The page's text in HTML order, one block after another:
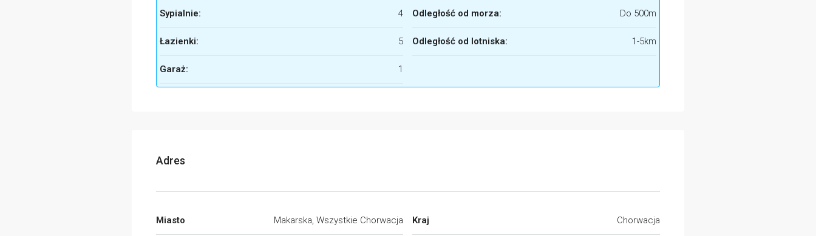
Sypialnie: 4
Łazienki: 5
Garaż: 1
Odległość od morza: Do 500m
Odległość od lotniska: 1-5km
Adres
Miasto Makarska, Wszystkie Chorwacja Kraj Chorwacja